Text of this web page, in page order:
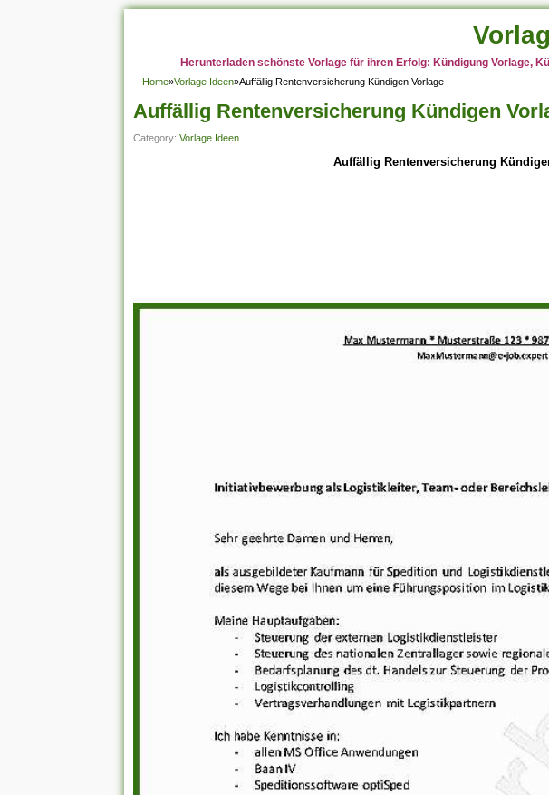
Herunterladen schönste Vorlage für ihren Erfolg: Kündigung Vorlage,
Home»Vorlage Ideen»Auffällig Rentenversicherung Kündigen Vorlage
Auffällig Rentenversicherung Kündigen
Category: Vorlage Ideen
Auffällig Rentenversicherung